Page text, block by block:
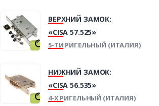
ВЕРХНИЙ ЗАМОК:
«CISA 57.525»
5-ТИ РИГЕЛЬНЫЙ (ИТАЛИЯ)
НИЖНИЙ ЗАМОК:
«CISA 56.535»
4-Х РИГЕЛЬНЫЙ (ИТАЛИЯ)